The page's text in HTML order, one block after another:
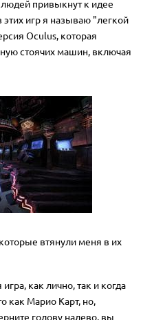
привыкнут к идее
игр я называю "легкой
Oculus, которая
стоячих машин, включая
втянули меня в их
как лично, так и когда
как Марио Карт, но,
голову налево, вы